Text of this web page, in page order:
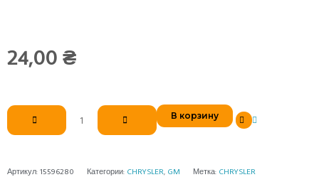
24,00 ₴
Количество
товара
уплотнителя
В корзину
Артикул: 15596280 Категории: CHRYSLER, GM Метка: CHRYSLER